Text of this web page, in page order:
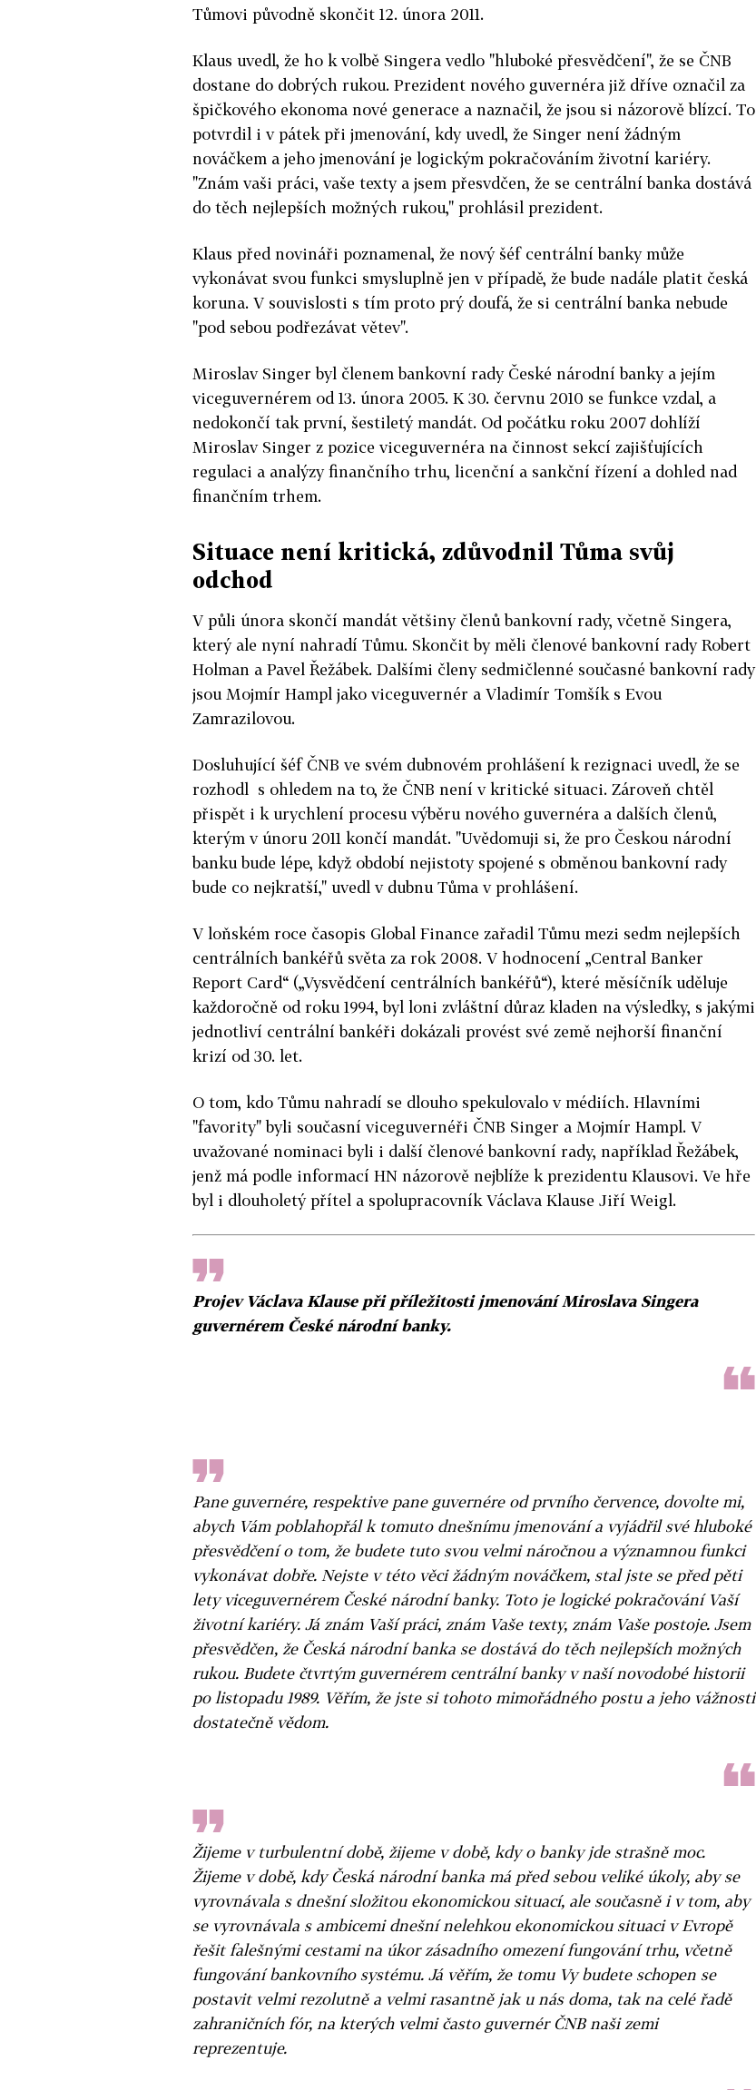
Tůmovi původně skončit 12. února 2011.
Klaus uvedl, že ho k volbě Singera vedlo "hluboké přesvědčení", že se ČNB
dostane do dobrých rukou. Prezident nového guvernéra již dříve označil za
špičkového ekonoma nové generace a naznačil, že jsou si názorově blízcí. To
potvrdil i v pátek při jmenování, kdy uvedl, že Singer není žádným
nováčkem a jeho jmenování je logickým pokračováním životní kariéry.
"Znám vaši práci, vaše texty a jsem přesvdčen, že se centrální banka dostává
do těch nejlepších možných rukou," prohlásil prezident.
Klaus před novináři poznamenal, že nový šéf centrální banky může
vykonávat svou funkci smysluplně jen v případě, že bude nadále platit česká
koruna. V souvislosti s tím proto prý doufá, že si centrální banka nebude
"pod sebou podřezávat větev".
Miroslav Singer byl členem bankovní rady České národní banky a jejím
viceguvernérem od 13. února 2005. K 30. červnu 2010 se funkce vzdal, a
nedokončí tak první, šestiletý mandát. Od počátku roku 2007 dohlíží
Miroslav Singer z pozice viceguvernéra na činnost sekcí zajišťujících
regulaci a analýzy finančního trhu, licenční a sankční řízení a dohled nad
finančním trhem.
Situace není kritická, zdůvodnil Tůma svůj
odchod
V půli února skončí mandát většiny členů bankovní rady, včetně Singera,
který ale nyní nahradí Tůmu. Skončit by měli členové bankovní rady Robert
Holman a Pavel Řežábek. Dalšími členy sedmičlenné současné bankovní rady
jsou Mojmír Hampl jako viceguvernér a Vladimír Tomšík s Evou
Zamrazilovou.
Dosluhující šéf ČNB ve svém dubnovém prohlášení k rezignaci uvedl, že se
rozhodl s ohledem na to, že ČNB není v kritické situaci. Zároveň chtěl
přispět i k urychlení procesu výběru nového guvernéra a dalších členů,
kterým v únoru 2011 končí mandát. "Uvědomuji si, že pro Českou národní
banku bude lépe, když období nejistoty spojené s obměnou bankovní rady
bude co nejkratší," uvedl v dubnu Tůma v prohlášení.
V loňském roce časopis Global Finance zařadil Tůmu mezi sedm nejlepších
centrálních bankéřů světa za rok 2008. V hodnocení „Central Banker
Report Card“ („Vysvědčení centrálních bankéřů“), které měsíčník uděluje
každoročně od roku 1994, byl loni zvláštní důraz kladen na výsledky, s jakými
jednotliví centrální bankéři dokázali provést své země nejhorší finanční
krizí od 30. let.
O tom, kdo Tůmu nahradí se dlouho spekulovalo v médiích. Hlavními
"favority" byli současní viceguvernéři ČNB Singer a Mojmír Hampl. V
uvažované nominaci byli i další členové bankovní rady, například Řežábek,
jenž má podle informací HN názorově nejblíže k prezidentu Klausovi. Ve hře
byl i dlouholetý přítel a spolupracovník Václava Klause Jiří Weigl.
Projev Václava Klause při příležitosti jmenování Miroslava Singera
guvernérem České národní banky.
Pane guvernére, respektive pane guvernére od prvního července, dovolte mi,
abych Vám poblahopřál k tomuto dnešnímu jmenování a vyjádřil své hluboké
přesvědčení o tom, že budete tuto svou velmi náročnou a významnou funkci
vykonávat dobře. Nejste v této věci žádným nováčkem, stal jste se před pěti
lety viceguvernérem České národní banky. Toto je logické pokračování Vaší
životní kariéry. Já znám Vaší práci, znám Vaše texty, znám Vaše postoje. Jsem
přesvědčen, že Česká národní banka se dostává do těch nejlepších možných
rukou. Budete čtvrtým guvernérem centrální banky v naší novodobé historii
po listopadu 1989. Věřím, že jste si tohoto mimořádného postu a jeho vážnosti
dostatečně vědom.
Žijeme v turbulentní době, žijeme v době, kdy o banky jde strašně moc.
Žijeme v době, kdy Česká národní banka má před sebou veliké úkoly, aby se
vyrovnávala s dnešní složitou ekonomickou situací, ale současně i v tom, aby
se vyrovnávala s ambicemi dnešní nelehkou ekonomickou situaci v Evropě
řešit falešnými cestami na úkor zásadního omezení fungování trhu, včetně
fungování bankovního systému. Já věřím, že tomu Vy budete schopen se
postavit velmi rezolutně a velmi rasantně jak u nás doma, tak na celé řadě
zahraničních fór, na kterých velmi často guvernér ČNB naši zemi
reprezentuje.